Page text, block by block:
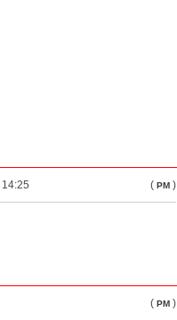
( PM )
( PM )